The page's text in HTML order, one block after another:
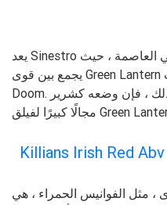
يعد Sinestro أحد أكثر الأشرار إثارة للاهتمام في العاصمة ، حيث
يجمع بين قوى Green Lantern وطموحات Marvel's Doctor
Doom. ومع ذلك ، فإن وضعه كشرير Green Lantern لم يترك
Killians Irish Red Abv
، مثل الفوانيس الحمراء ، هي